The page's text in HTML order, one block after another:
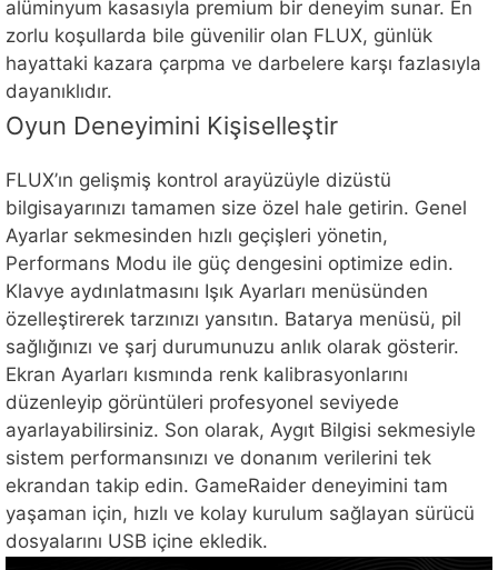
alüminyum kasasıyla premium bir deneyim sunar. En
zorlu koşullarda bile güvenilir olan FLUX, günlük
hayattaki kazara çarpma ve darbelere karşı fazlasıyla
dayanıklıdır.
Oyun Deneyimini Kişiselleştir
FLUX’ın gelişmiş kontrol arayüzüyle dizüstü
bilgisayarınızı tamamen size özel hale getirin. Genel
Ayarlar sekmesinden hızlı geçişleri yönetin,
Performans Modu ile güç dengesini optimize edin.
Klavye aydınlatmasını Işık Ayarları menüsünden
özelleştirerek tarzınızı yansıtın. Batarya menüsü, pil
sağlığınızı ve şarj durumunuzu anlık olarak gösterir.
Ekran Ayarları kısmında renk kalibrasyonlarını
düzenleyip görüntüleri profesyonel seviyede
ayarlayabilirsiniz. Son olarak, Aygıt Bilgisi sekmesiyle
sistem performansınızı ve donanım verilerini tek
ekrandan takip edin. GameRaider deneyimini tam
yaşaman için, hızlı ve kolay kurulum sağlayan sürücü
dosyalarını USB içine ekledik.